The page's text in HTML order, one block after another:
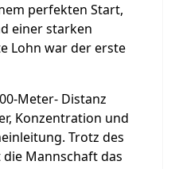
perfekten Start,
einerstarken
Lohn war der erste
Meter- Distanz
Konzentration und
Trotz des
Mannschaft das